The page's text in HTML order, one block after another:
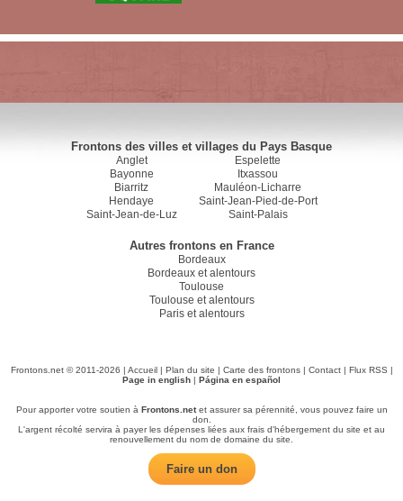
Frontons des villes et villages du Pays Basque
Anglet
Bayonne
Biarritz
Hendaye
Saint-Jean-de-Luz
Espelette
Itxassou
Mauléon-Licharre
Saint-Jean-Pied-de-Port
Saint-Palais
Autres frontons en France
Bordeaux
Bordeaux et alentours
Toulouse
Toulouse et alentours
Paris et alentours
Frontons.net © 2011-2026 | Accueil| Plan du site | Carte des frontons| Contact| Flux RSS |
Page in english | Página en español
Pour apporter votre soutien à Frontons.netet assurer sa pérennité, vous pouvez faire un
don.
L'argent récolté servira à payer les dépenses liées aux frais d'hébergement du site et au
renouvellement du nom de domaine du site.
Faire un don